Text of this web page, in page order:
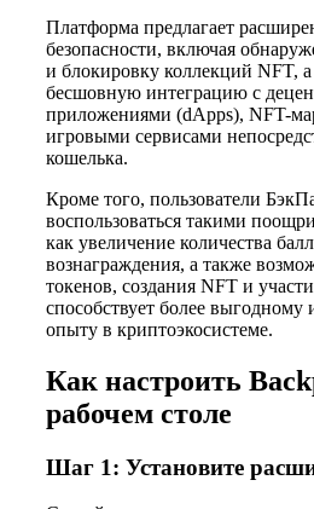
Платформа предлагает
безопасности, включая
и блокировку коллекций NFT, а
бесшовную интеграцию с
приложениями (dApps), NFT-
игровыми сервисами
кошелька.
Кроме того, пользователи
воспользоваться такими
как увеличение количества
вознаграждения, а также
токенов, создания NFT и
способствует более выгодному
опыту в криптоэкосистеме.
Как настроить
рабочем столе
Шаг 1: Установите